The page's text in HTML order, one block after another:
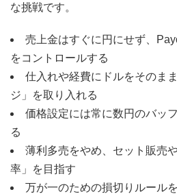
な挑戦です。
売上金はすぐに円にせず、
をコントロールする
仕入れや経費にドルをそのま
ジ」を取り入れる
価格設定には常に数円のバッ
る
薄利多売をやめ、セット販売
率」を目指す
万が一のための損切りルール